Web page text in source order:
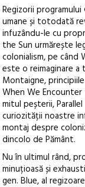
Regizorii programului
umane și totodată
infuzându-le cu
the Sun urmărește
colonialism, pe când
este o reimaginare
Montaigne,
When We
mitul peșterii,
curiozității noastre
montaj despre
dincolo de Pământ.
Nu în ultimul rând,
minuțioasă și
gen. Blue, al